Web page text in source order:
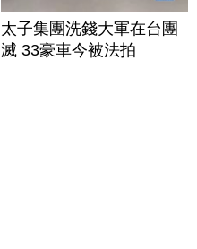
太子集團洗錢大軍在台團
滅 33豪車今被法拍